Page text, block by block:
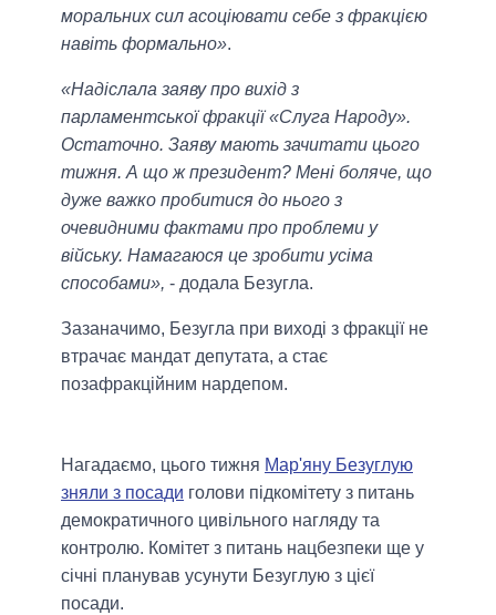
моральних сил асоціювати себе з фракцією
навіть формально».
«Надіслала заяву про вихід з
парламентської фракції «Слуга Народу».
Остаточно. Заяву мають зачитати цього
тижня. А що ж президент? Мені боляче, що
дуже важко пробитися до нього з
очевидними фактами про проблеми у
війську. Намагаюся це зробити усіма
способами», - додала Безугла.
Зазаначимо, Безугла при виході з фракції не
втрачає мандат депутата, а стає
позафракційним нардепом.
Нагадаємо, цього тижня Мар'яну Безуглую
зняли з посади голови підкомітету з питань
демократичного цивільного нагляду та
контролю. Комітет з питань нацбезпеки ще у
січні планував усунути Безуглую з цієї
посади.